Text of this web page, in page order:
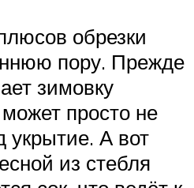
обрезки
пору. Прежде
зимовку
просто не
укрытие. А вот
из стебля